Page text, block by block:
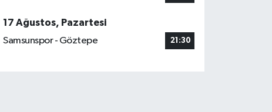
17 Ağustos, Pazartesi
Samsunspor - Göztepe
21:30